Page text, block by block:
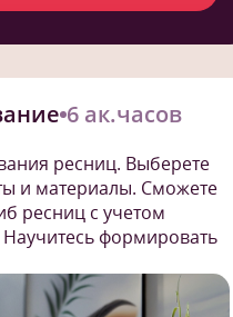
6 ак.часов
ресниц. Выберете
и материалы. Сможете
ресниц с учетом
формировать